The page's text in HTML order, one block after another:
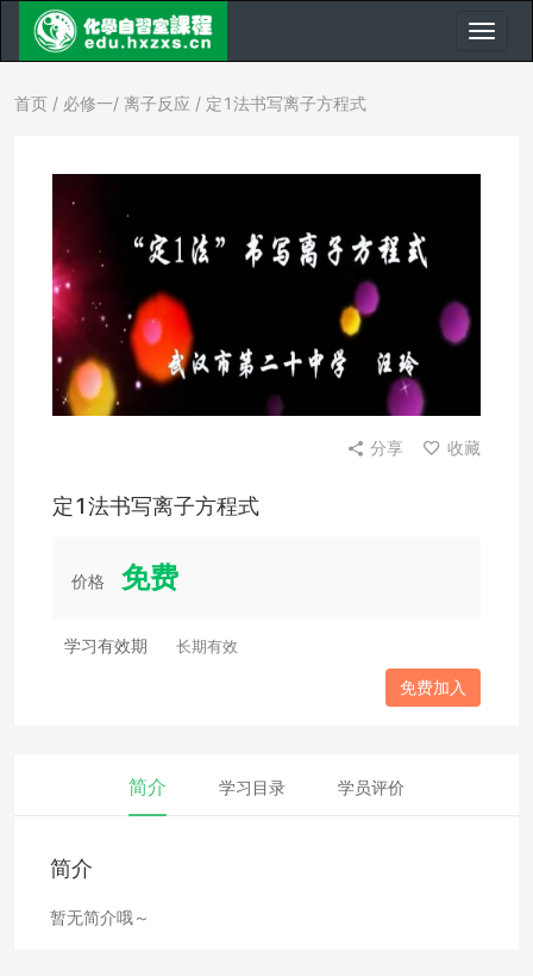
首页 / 必修一/ 离子反应 / 定1法书写离子方程式
分享 收藏
定1法书写离子方程式
价格 免费
学习有效期 长期有效
免费加入
简介 学习目录 学员评价
简介
暂无简介哦～